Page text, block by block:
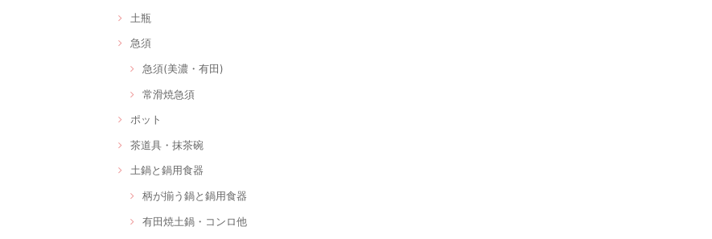
土瓶
急須
急須(美濃・有田)
常滑焼急須
ポット
茶道具・抹茶碗
土鍋と鍋用食器
柄が揃う鍋と鍋用食器
有田焼土鍋・コンロ他